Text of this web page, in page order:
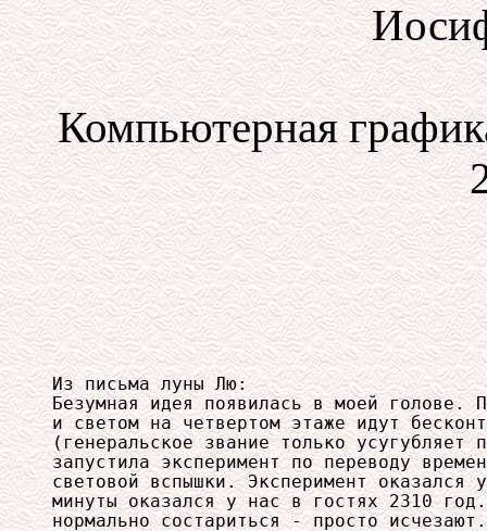
Компьютерная
Из письма луны Лю:
Безумная идея появилась в моей голове.
и светом на четвертом этаже идут
(генеральское звание только усугубляет
запустила эксперимент по переводу
световой вспышки. Эксперимент
минуты оказался у нас в гостях 2310
нормально состариться - просто